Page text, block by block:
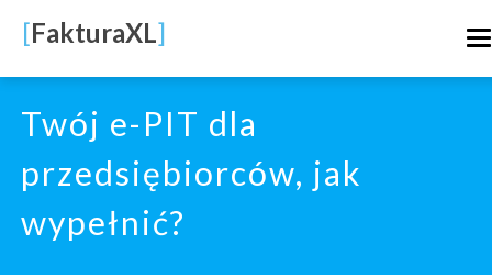
main
content
[FakturaXL]
Twój e-PIT dla
przedsiębiorców, jak
wypełnić?